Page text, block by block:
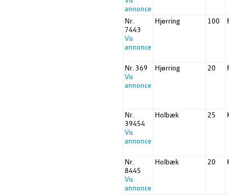
annonce
Nr.
7443
Vis
annonce
Hjørring 100
Nr. 369
Vis
annonce
Hjørring 20
Nr.
39454
Vis
annonce
Holbæk 25
Nr.
8445
Vis
annonce
Holbæk 20